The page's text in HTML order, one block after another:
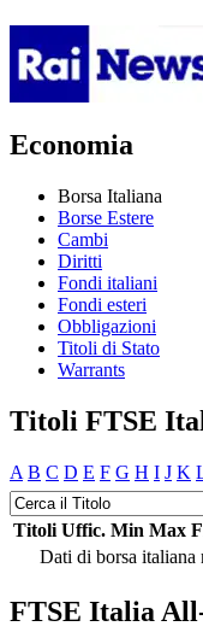
Economia
Borsa Italiana
Borse Estere
Cambi
Diritti
Fondi italiani
Fondi esteri
Obbligazioni
Titoli di Stato
Warrants
Titoli FTSE
A B C D E F G H I J K
Titoli Uffic. Min Max
Dati di borsa
FTSE Italia